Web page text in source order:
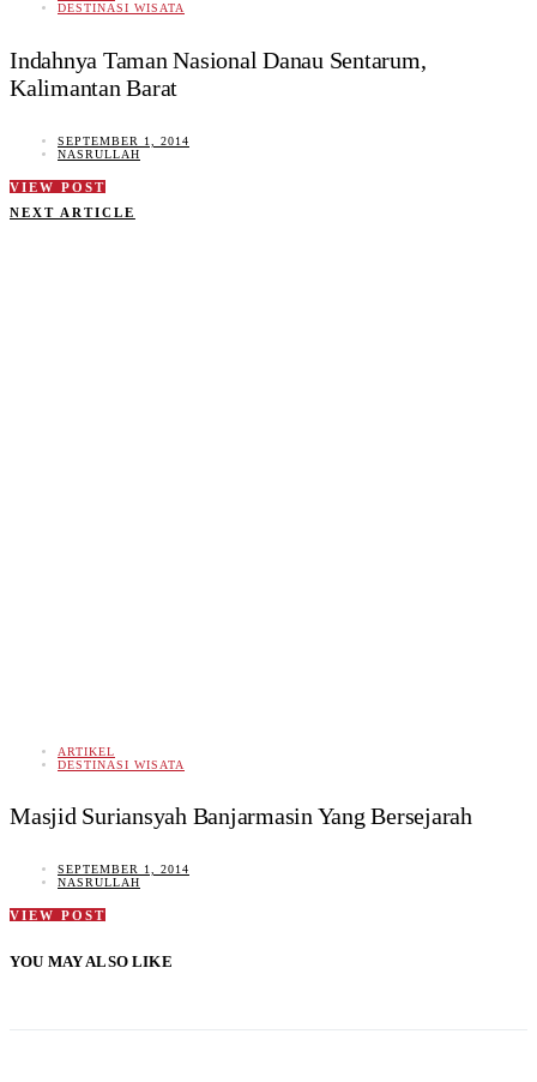
DESTINASI WISATA
Indahnya Taman Nasional Danau Sentarum,
Kalimantan Barat
SEPTEMBER 1, 2014
NASRULLAH
VIEW POST
NEXT ARTICLE
ARTIKEL
DESTINASI WISATA
Masjid Suriansyah Banjarmasin Yang Bersejarah
SEPTEMBER 1, 2014
NASRULLAH
VIEW POST
YOU MAY ALSO LIKE